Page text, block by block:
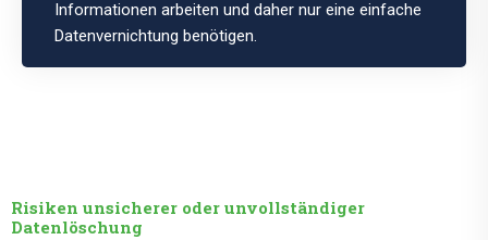
Informationen arbeiten und daher nur eine einfache
Datenvernichtung benötigen.
Risiken unsicherer oder unvollständiger
Datenlöschung